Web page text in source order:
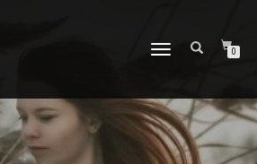
PŘEPNOUT
0